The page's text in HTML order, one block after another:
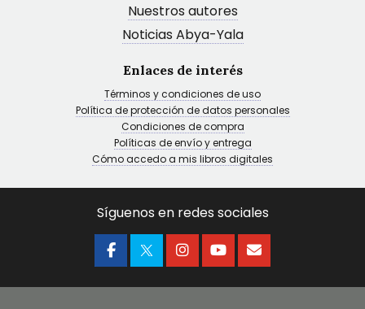
Nuestros autores
Noticias Abya-Yala
Enlaces de interés
Términos y condiciones de uso
Política de protección de datos personales
Condiciones de compra
Políticas de envío y entrega
Cómo accedo a mis libros digitales
Síguenos en redes sociales